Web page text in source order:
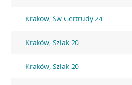
Kraków, Św.Gertrudy 24
Kraków, Szlak 20
Kraków, Szlak 20